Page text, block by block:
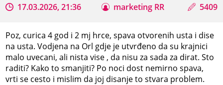
17.03.2026, 21:36 marketing RR 5409
Poz, curica 4 god i 2 mj hrce, spava otvorenih usta i dise
na usta. Vodjena na Orl gdje je utvrđeno da su krajnici
malo uvecani, ali nista vise , da nisu za sada za dirat. Sto
raditi? Kako to smanjiti? Po noci dost nemirno spava,
vrti se cesto i mislim da joj disanje to stvara problem.